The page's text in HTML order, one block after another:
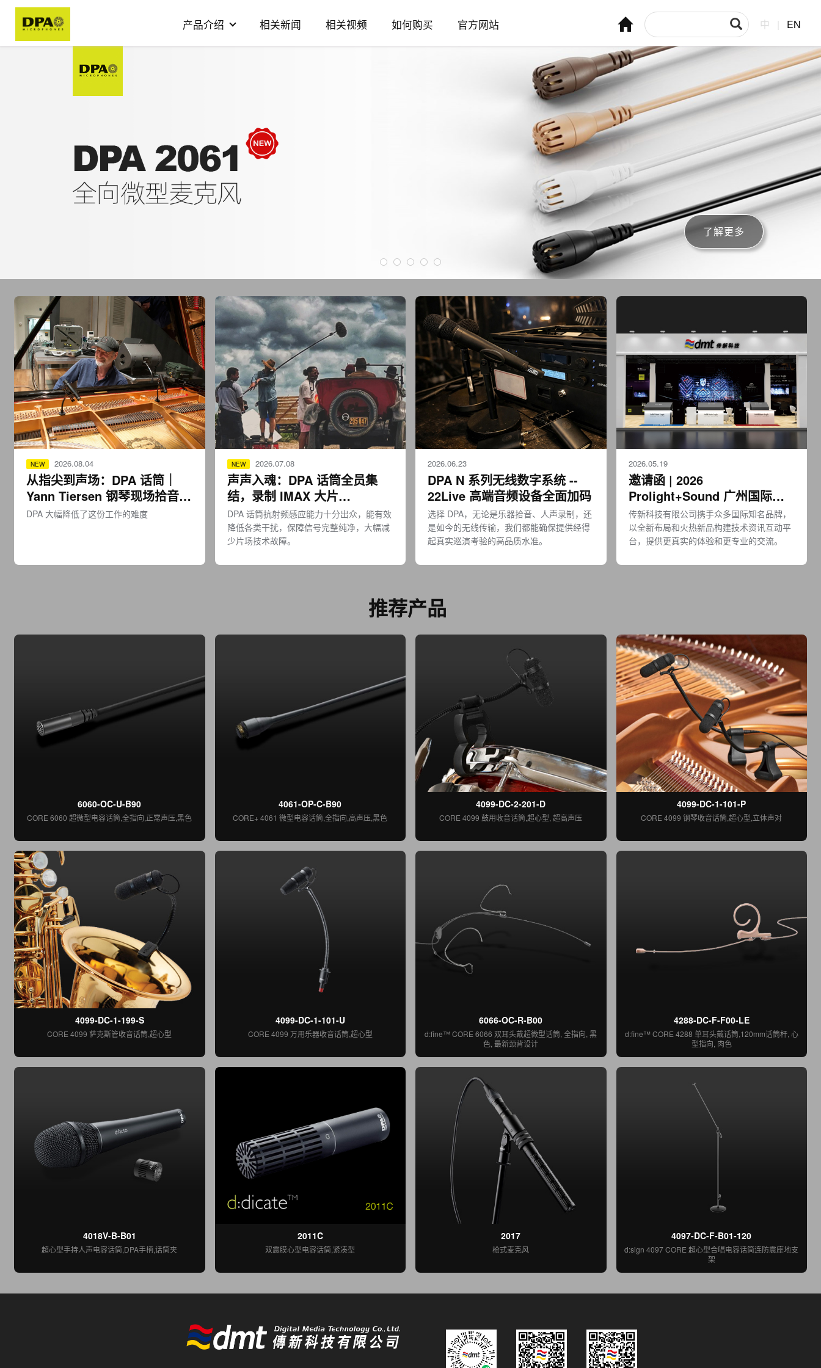
产品介绍 相关新闻 相关视频 如何购买 官方网站 中 EN
了解更多
NEW 2026.08.04
从指尖到声场：DPA 话筒｜
Yann Tiersen 钢琴现场拾音扩
声方案
DPA 大幅降低了这份工作的难度
NEW 2026.07.08
声声入魂：DPA 话筒全员集
结，录制 IMAX 大片
《Sinners》
DPA 话筒抗射频感应能力十分出众，能有效
降低各类干扰，保障信号完整纯净，大幅减
少片场技术故障。
2026.06.23
DPA N 系列无线数字系统 --
22Live 高端音频设备全面加码
选择 DPA，无论是乐器拾音、人声录制，还
是如今的无线传输，我们都能确保提供经得
起真实巡演考验的高品质水准。
2026.05.19
邀请函 | 2026
Prolight+Sound 广州国际专
业灯光、音响展览会期待光临
传新科技有限公司携手众多国际知名品牌，
以全新布局和火热新品构建技术资讯互动平
台，提供更真实的体验和更专业的交流。
推荐产品
6060-OC-U-B90
CORE 6060 超微型电容话筒,全指向,正常声压,黑色
4061-OP-C-B90
CORE+ 4061 微型电容话筒,全指向,高声压,黑色
4099-DC-2-201-D
CORE 4099 鼓用收音话筒,超心型, 超高声压
4099-DC-1-101-P
CORE 4099 钢琴收音话筒,超心型,立体声对
4099-DC-1-199-S
CORE 4099 萨克斯管收音话筒,超心型
4099-DC-1-101-U
CORE 4099 万用乐器收音话筒,超心型
6066-OC-R-B00
d:fine™ CORE 6066 双耳头戴超微型话筒, 全指向, 黑
色, 最新颈背设计
4288-DC-F-F00-LE
d:fine™ CORE 4288 单耳头戴话筒,120mm话筒杆, 心
型指向, 肉色
4018V-B-B01
超心型手持人声电容话筒,DPA手柄,话筒夹
2011C
双震膜心型电容话筒,紧凑型
2017
枪式麦克风
4097-DC-F-B01-120
d:sign 4097 CORE 超心型合唱电容话筒连防震座地支
架